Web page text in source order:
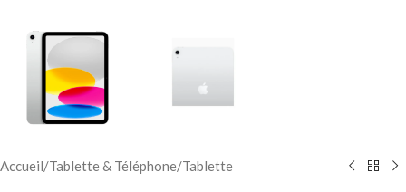
Accueil/Tablette & Téléphone/Tablette